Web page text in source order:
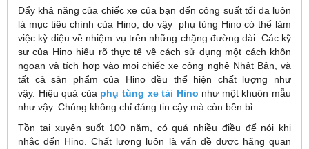
Đẩy khả năng của chiếc xe của bạn đến công suất tối đa luôn
là mục tiêu chính của Hino, do vậy phụ tùng Hino có thể làm
việc kỳ diệu về nhiệm vụ trên những chặng đường dài. Các kỹ
sư của Hino hiểu rõ thực tế về cách sử dụng một cách khôn
ngoan và tích hợp vào mọi chiếc xe công nghệ Nhật Bản, và
tất cả sản phẩm của Hino đều thể hiện chất lượng như
vậy. Hiệu quả của phụ tùng xe tải Hino như một khuôn mẫu
như vậy. Chúng không chỉ đáng tin cậy mà còn bền bỉ.
Tồn tại xuyên suốt 100 năm, có quá nhiều điều để nói khi
nhắc đến Hino. Chất lượng luôn là vấn đề được hãng quan